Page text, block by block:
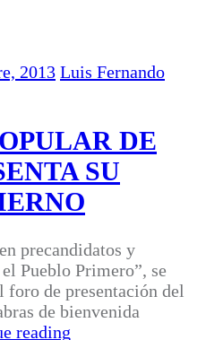
2013 Luis Fernando
DE
SU
precandidatos y
Pueblo Primero”, se
foro de presentación del
de bienvenida
reading